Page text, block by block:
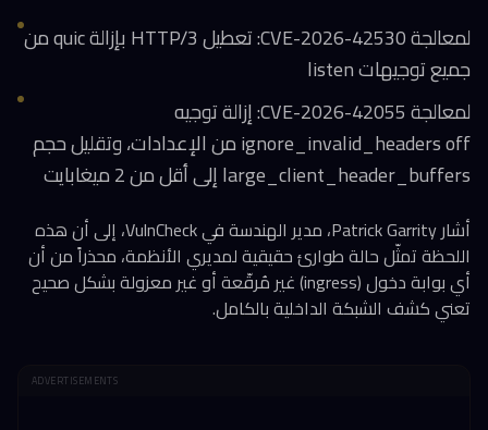
لمعالجة CVE-2026-42530: تعطيل HTTP/3 بإزالة quic من
جميع توجيهات listen
لمعالجة CVE-2026-42055: إزالة توجيه
ignore_invalid_headers off من الإعدادات، وتقليل حجم
large_client_header_buffers إلى أقل من 2 ميغابايت
أشار Patrick Garrity، مدير الهندسة في VulnCheck، إلى أن هذه
اللحظة تمثّل حالة طوارئ حقيقية لمديري الأنظمة، محذراً من أن
أي بوابة دخول (ingress) غير مُرقّعة أو غير معزولة بشكل صحيح
تعني كشف الشبكة الداخلية بالكامل.
ADVERTISEMENTS